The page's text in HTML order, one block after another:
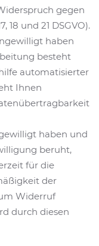
gegen
18 und 21 DSGVO).
haben
besteht
automatisierter
Ihnen
haben und
beruht,
für die
der
Widerruf
durch diesen